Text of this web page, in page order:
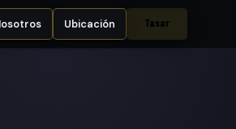
Ubicación Tasar